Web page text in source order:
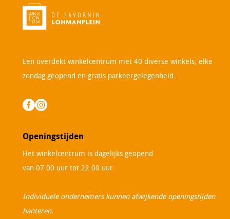
Een overdekt winkelcentrum met 40 diverse winkels, elke
zondag geopend en gratis parkeergelegenheid.
Openingstijden
Het winkelcentrum is dagelijks geopend
van 07:00 uur tot 22:00 uur.
Individuele ondernemers kunnen afwijkende openingstijden
hanteren.